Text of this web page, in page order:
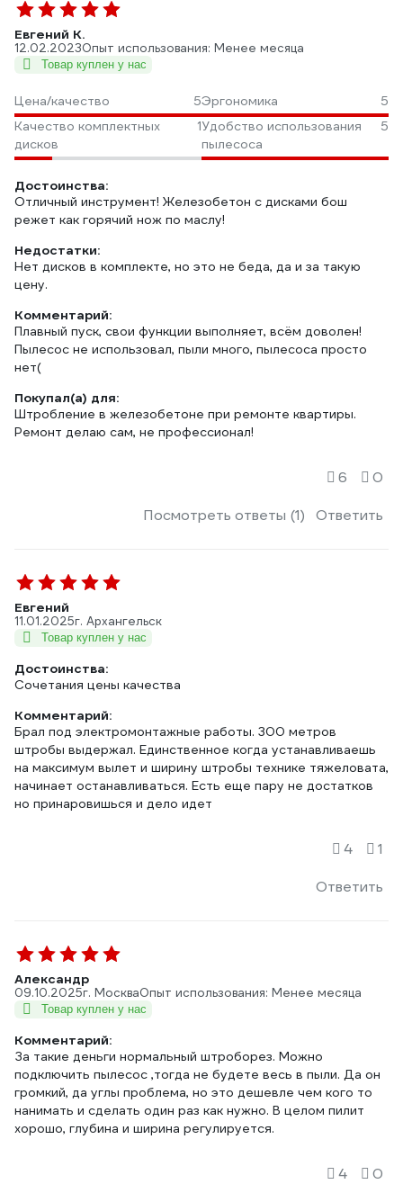
Евгений К.
12.02.2023Опыт использования: Менее месяца
Товар куплен у нас
Цена/качество 5Эргономика
5
Качество комплектных
дисков
1Удобство использования
пылесоса
5
Достоинства:
Отличный инструмент! Железобетон с дисками бош
режет как горячий нож по маслу!
Недостатки:
Нет дисков в комплекте, но это не беда, да и за такую
цену.
Комментарий:
Плавный пуск, свои функции выполняет, всём доволен!
Пылесос не использовал, пыли много, пылесоса просто
нет(
Покупал(а) для:
Штробление в железобетоне при ремонте квартиры.
Ремонт делаю сам, не профессионал!
Посмотреть ответы (1) Ответить
6 0
Евгений
11.01.2025г. Архангельск
Товар куплен у нас
Достоинства:
Сочетания цены качества
Комментарий:
Брал под электромонтажные работы. 300 метров
штробы выдержал. Единственное когда устанавливаешь
на максимум вылет и ширину штробы технике тяжеловата,
начинает останавливаться. Есть еще пару не достатков
но принаровишься и дело идет
Ответить
4 1
Александр
09.10.2025г. МоскваОпыт использования: Менее месяца
Товар куплен у нас
Комментарий:
За такие деньги нормальный штроборез. Можно
подключить пылесос ,тогда не будете весь в пыли. Да он
громкий, да углы проблема, но это дешевле чем кого то
нанимать и сделать один раз как нужно. В целом пилит
хорошо, глубина и ширина регулируется.
4 0